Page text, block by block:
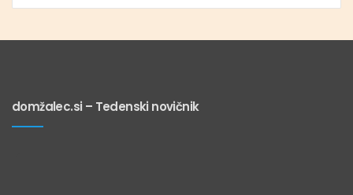
domžalec.si – Tedenski novičnik